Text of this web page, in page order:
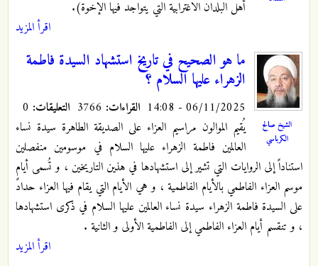
أهل البلدان الاغترابية التي يتواجد فيها الإخوة).
اقرأ المزيد
الشيخ صالح
الكرباسي
ما هو الصحيح في تاريخ استشهاد السيدة فاطمة
الزهراء عليها السلام ؟
06/11/2025 - 14:08 القراءات: التعليقات:
يُقيم الموالون مراسيم العزاء على الصديقة الطاهرة سيدة نساء
العالمين فاطمة الزهراء عليها السلام في موسومين منفصلين
استناداً إلى الروايات التي تشير إلى استشهادها في هذين التاريخين ، و تُسمى أيام
موسم العزاء الفاطمي بالأيام الفاطمية ، و هي الأيام التي يقام فيها العزاء حدادً
على السيدة فاطمة الزهراء سيدة نساء العالمين عليها السلام في ذكرى استشهادها
، و تنقسم أيام العزاء الفاطمي إلى الفاطمية الأولى و الثانية .
اقرأ المزيد